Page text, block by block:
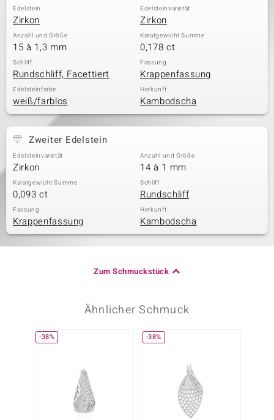
Edelstein
Zirkon
Edelsteinvarietät
Zirkon
Anzahl und Größe
15 à 1,3 mm
Karatgewicht Summe
0,178 ct
Schliff
Rundschliff, Facettiert
Fassung
Krappenfassung
Edelsteinfarbe
weiß/farblos
Herkunft
Kambodscha
Zweiter Edelstein
Edelsteinvarietät
Zirkon
Anzahl und Größe
14 à 1 mm
Karatgewicht Summe
0,093 ct
Schliff
Rundschliff
Fassung
Krappenfassung
Herkunft
Kambodscha
Zum Schmuckstück
Ähnlicher Schmuck
-38% -38%